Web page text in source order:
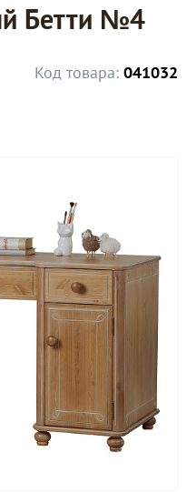
Бетти №4
Код товара: 041032